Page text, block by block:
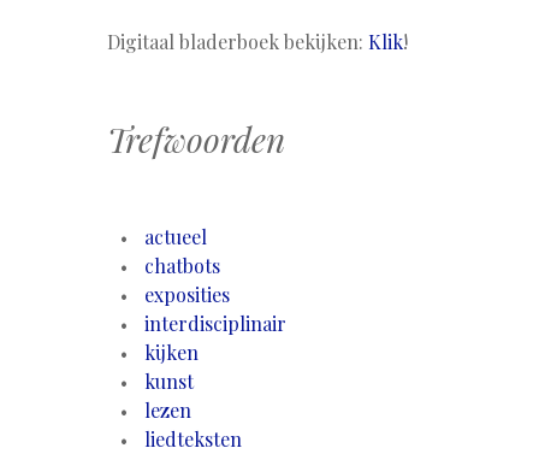
Digitaal bladerboek bekijken: Klik!
Trefwoorden
actueel
chatbots
exposities
interdisciplinair
kijken
kunst
lezen
liedteksten